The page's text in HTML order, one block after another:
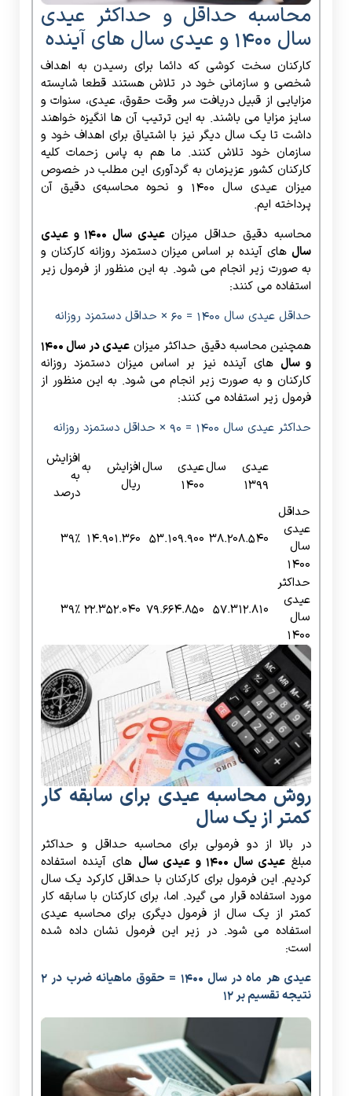
محاسبه حداقل و حداکثر عیدی
سال 1400 و عیدی سال های آینده
کارکنان سخت کوشی که دائما برای رسیدن به اهداف
شخصی و سازمانی خود در تلاش هستند قطعا شایسته
مزایایی از قبیل دریافت سر وقت حقوق، عیدی، سنوات و
سایز مزایا می باشند. به این ترتیب آن ها انگیزه خواهند
داشت تا یک سال دیگر نیز با اشتیاق برای اهداف خود و
سازمان خود تلاش کنند. ما هم به پاس زحمات کلیه
کارکنان کشور عزیزمان به گردآوری این مطلب در خصوص
میزان عیدی سال ۱۴۰۰ و نحوه محاسبه‌ی دقیق آن‌
پرداخته ایم.
محاسبه دقیق حداقل میزان
عیدی سال 1400 و عیدی
سال های آینده بر اساس میزان دستمزد روزانه کارکنان و
به صورت زیر انجام می شود. به این منظور از فرمول زیر
استفاده می کنند:
حداقل عیدی سال ۱۴۰۰ = ۶۰ × حداقل دستمزد روزانه
همچنین محاسبه دقیق حداکثر میزان
عیدی در سال ۱۴۰۰
و سال های آینده نیز بر اساس میزان دستمزد روزانه
کارکنان و به صورت زیر انجام می شود. به این منظور از
فرمول زیر استفاده می کنند:
حداکثر عیدی سال ۱۴۰۰ = ۹۰ × حداقل دستمزد روزانه
عیدی سال
۱۳۹۹
عیدی سال
۱۴۰۰
افزایش به
ریال
افزایش
به
درصد
حداقل
عیدی
سال
۱۴۰۰
۳۸.۲۰۸.۵۴۰ ۵۳.۱۰۹.۹۰۰ ۱۴.۹۰۱.۳۶۰ ۳۹%
حداکثر
عیدی
سال
۱۴۰۰
۵۷.۳۱۲.۸۱۰ ۷۹.۶۶۴.۸۵۰ ۲۲.۳۵۲.۰۴۰ ۳۹%
روش محاسبه عیدی برای سابقه کار
کمتر از یک سال
در بالا از دو فرمولی برای محاسبه حداقل و حداکثر
مبلغعیدی سال 1400 و عیدی سال
های آینده استفاده
کردیم. این فرمول برای کارکنان با حداقل کارکرد یک سال
مورد استفاده قرار می گیرد. اما، برای کارکنان با سابقه کار
کمتر از یک سال از فرمول دیگری برای محاسبه عیدی
استفاده می شود. در زیر این فرمول نشان داده شده
است:
عیدی هر ماه در سال ۱۴۰۰ = حقوق ماهیانه ضرب در ۲
نتیجه تقسیم بر ۱۲